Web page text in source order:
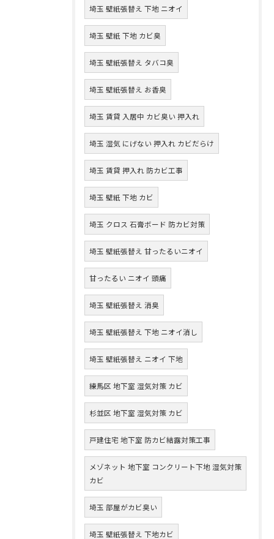
埼玉 壁紙張替え 下地 ニオイ
埼玉 壁紙 下地 カビ臭
埼玉 壁紙張替え タバコ臭
埼玉 壁紙張替え お香臭
埼玉 賃貸 入居中 カビ臭い 押入れ
埼玉 湿気 にげない 押入れ カビだらけ
埼玉 賃貸 押入れ 防カビ工事
埼玉 壁紙 下地 カビ
埼玉 クロス 石膏ボード 防カビ対策
埼玉 壁紙張替え 甘ったるいニオイ
甘ったるい ニオイ 頭痛
埼玉 壁紙張替え 消臭
埼玉 壁紙張替え 下地 ニオイ消し
埼玉 壁紙張替え ニオイ 下地
練馬区 地下室 湿気対策 カビ
杉並区 地下室 湿気対策 カビ
戸建住宅 地下室 防カビ結露対策工事
メゾネット 地下室 コンクリート下地 湿気対策
カビ
埼玉 部屋がカビ臭い
埼玉 壁紙張替え 下地カビ